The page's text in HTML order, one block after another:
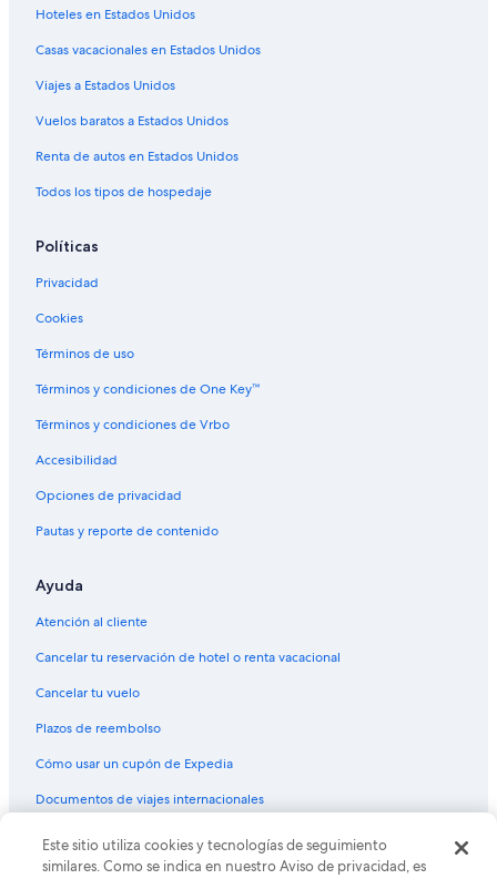
Hoteles en Estados Unidos
Casas vacacionales en Estados Unidos
Viajes a Estados Unidos
Vuelos baratos a Estados Unidos
Renta de autos en Estados Unidos
Todos los tipos de hospedaje
Políticas
Privacidad
Cookies
Términos de uso
Términos y condiciones de One Key™
Términos y condiciones de Vrbo
Accesibilidad
Opciones de privacidad
Pautas y reporte de contenido
Ayuda
Atención al cliente
Cancelar tu reservación de hotel o renta vacacional
Cancelar tu vuelo
Plazos de reembolso
Cómo usar un cupón de Expedia
Documentos de viajes internacionales
© 2026 Expedia, Inc., una empresa de Expedia Group. Todos los
derechos reservados. Expedia y el logo de Expedia son marcas
Este sitio utiliza cookies y tecnologías de seguimiento
similares. Como se indica en nuestro Aviso de privacidad, es